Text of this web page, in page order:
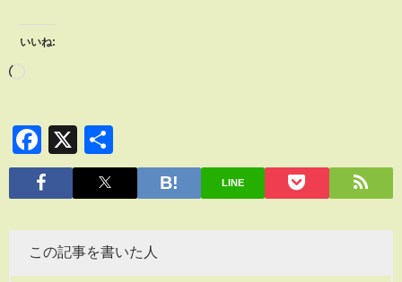
いいね:
Facebook
X
有
LINE
この記事を書いた人